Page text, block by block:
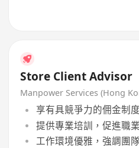
Store Client Advisor
Manpower Services (Hong
享有具競爭力的佣金制度
提供專業培訓，促進職
工作環境優雅，強調團